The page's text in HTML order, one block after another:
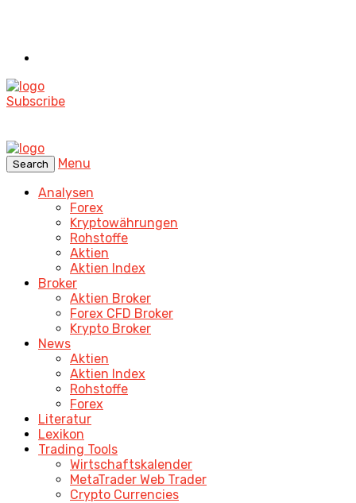
Subscribe
Search
Menu
Analysen
Forex
Kryptowährungen
Rohstoffe
Aktien
Aktien Index
Broker
Aktien Broker
Forex CFD Broker
Krypto Broker
News
Aktien
Aktien Index
Rohstoffe
Forex
Literatur
Lexikon
Trading Tools
Wirtschaftskalender
MetaTrader Web Trader
Crypto Currencies